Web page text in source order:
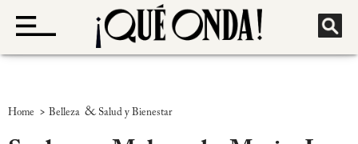
Home > Belleza & Salud y Bienestar